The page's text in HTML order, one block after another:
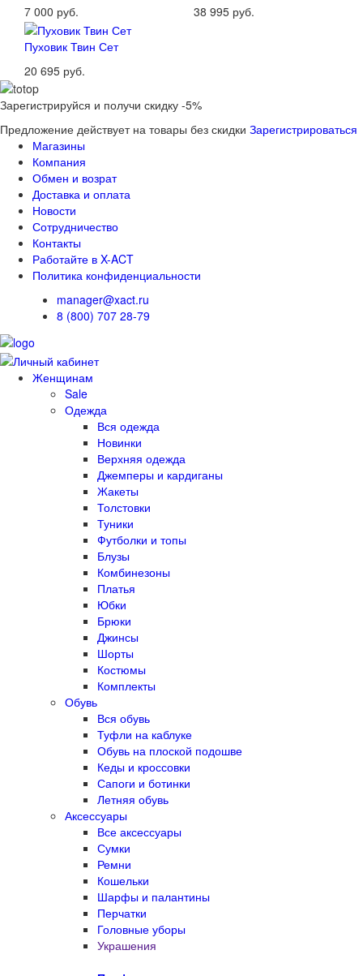
7 000 руб. 38 995 руб.
Пуховик Твин Сет
20 695 руб.
Зарегистрируйся и получи скидку -5%
Предложение действует на товары без скидки Зарегистрироваться
Магазины
Компания
Обмен и возрат
Доставка и оплата
Новости
Сотрудничество
Контакты
Работайте в X-ACT
Политика конфиденциальности
manager@xact.ru
8 (800) 707 28-79
Женщинам
Sale
Одежда
Вся одежда
Новинки
Верхняя одежда
Джемперы и кардиганы
Жакеты
Толстовки
Туники
Футболки и топы
Блузы
Комбинезоны
Платья
Юбки
Брюки
Джинсы
Шорты
Костюмы
Комплекты
Обувь
Вся обувь
Туфли на каблуке
Обувь на плоской подошве
Кеды и кроссовки
Сапоги и ботинки
Летняя обувь
Аксессуары
Все аксессуары
Сумки
Ремни
Кошельки
Шарфы и палантины
Перчатки
Головные уборы
Украшения